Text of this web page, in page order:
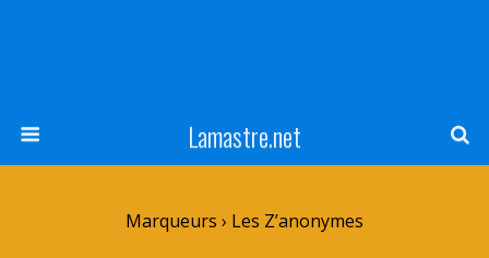
Lamastre.net
Marqueurs › Les Z’anonymes